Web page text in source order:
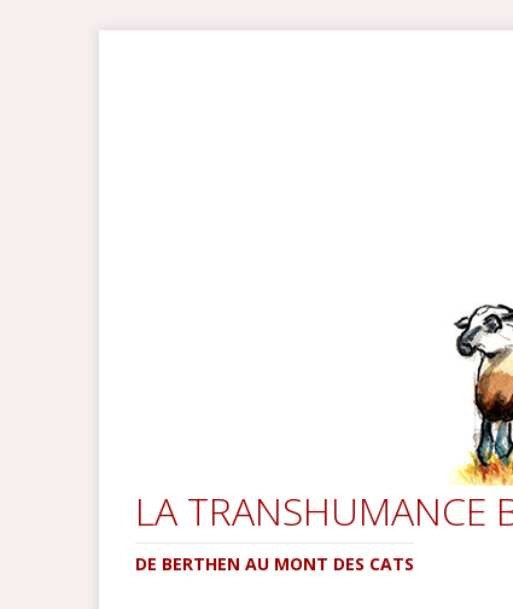
LA TRANSHUMANCE
DE BERTHEN AU MONT DES CATS